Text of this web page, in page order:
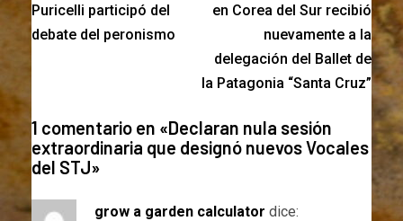
Puricelli participó del
debate del peronismo
en Corea del Sur recibió
nuevamente a la
delegación del Ballet de
la Patagonia “Santa Cruz”
1 comentario en «Declaran nula sesión
extraordinaria que designó nuevos Vocales
del STJ»
grow a garden calculator dice: